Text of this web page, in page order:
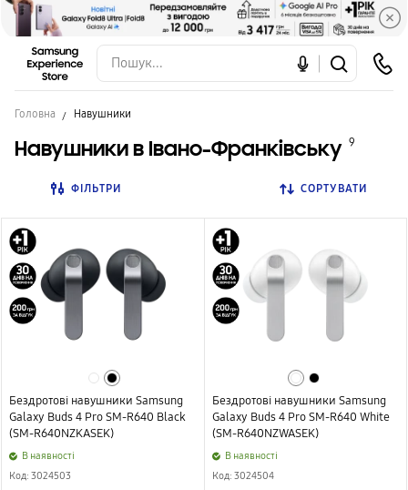
Головна Навушники
Навушники в Івано-Франківську 9
ФІЛЬТРИ СОРТУВАТИ
Бездротові навушники Samsung
Galaxy Buds 4 Pro SM-R640 Black
(SM-R640NZKASEK)
B наявності
Код: 3024503
Бездротові навушники Samsung
Galaxy Buds 4 Pro SM-R640 White
(SM-R640NZWASEK)
B наявності
Код: 3024504